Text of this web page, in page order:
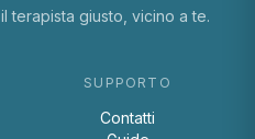
terapista giusto, vicino a te.
SUPPORTO
Contatti